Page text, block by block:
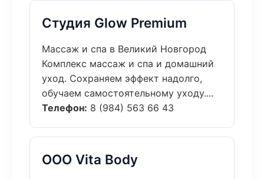
Студия Glow Premium
Массаж и спа в Великий Новгород
Комплекс массаж и спа и домашний
уход. Сохраняем эффект надолго,
обучаем самостоятельному уходу....
Телефон: 8 (984) 563 66 43
ООО Vita Body